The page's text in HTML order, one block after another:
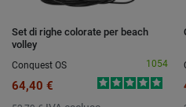
Set di righe colorate per beach
volley
Conquest OS
1054
64,40 €